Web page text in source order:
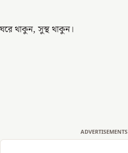
ঘরে থাকুন, সুস্থ থাকুন।
ADVERTISEMENTS